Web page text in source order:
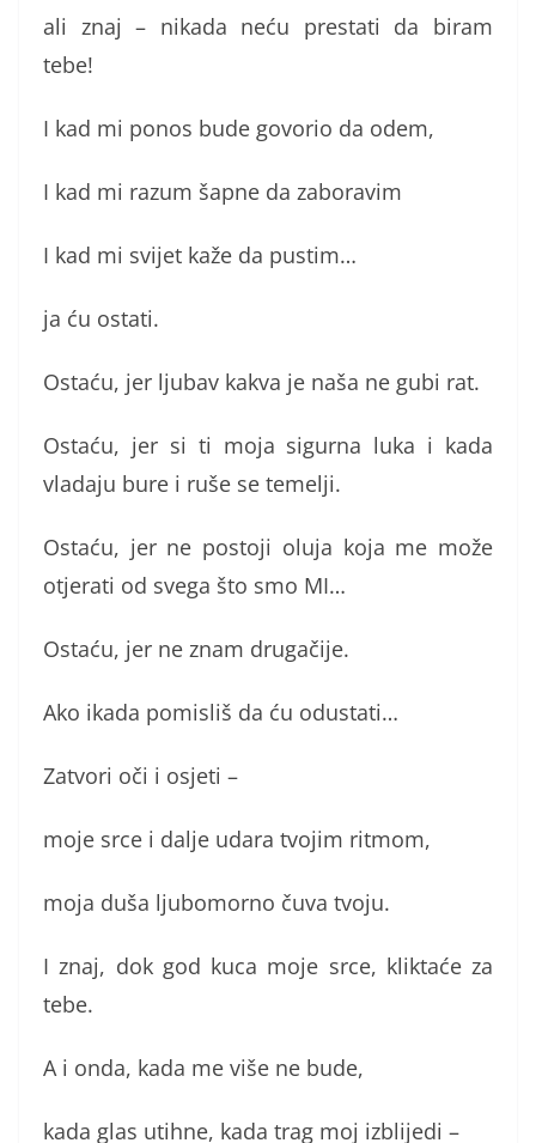
ali znaj – nikada neću prestati da biram
tebe!
I kad mi ponos bude govorio da odem,
I kad mi razum šapne da zaboravim
I kad mi svijet kaže da pustim…
ja ću ostati.
Ostaću, jer ljubav kakva je naša ne gubi rat.
Ostaću, jer si ti moja sigurna luka i kada
vladaju bure i ruše se temelji.
Ostaću, jer ne postoji oluja koja me može
otjerati od svega što smo MI…
Ostaću, jer ne znam drugačije.
Ako ikada pomisliš da ću odustati…
Zatvori oči i osjeti –
moje srce i dalje udara tvojim ritmom,
moja duša ljubomorno čuva tvoju.
I znaj, dok god kuca moje srce, kliktaće za
tebe.
A i onda, kada me više ne bude,
kada glas utihne, kada trag moj izblijedi –